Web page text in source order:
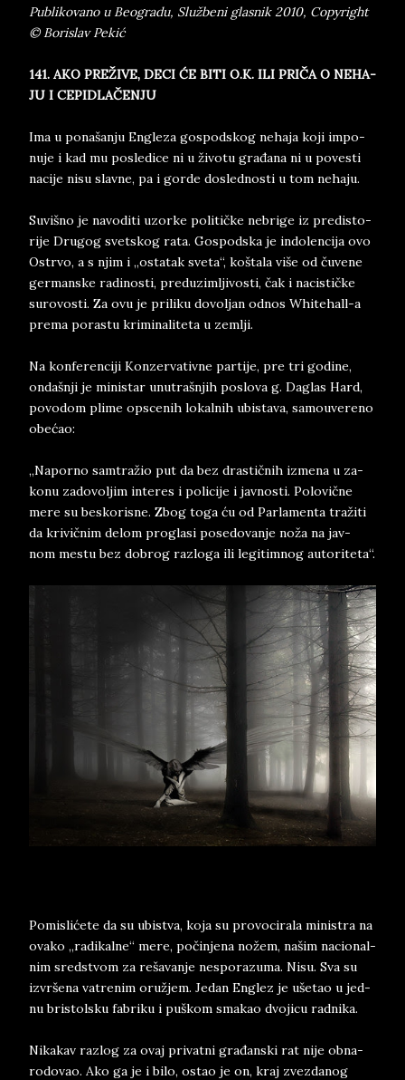
Publikovano u Beogradu, Službeni glasnik 2010, Copyright
© Borislav Pekić
141. AKO PREŽIVE, DECI ĆE BITI O.K. ILI PRIČA O NE­HA­
JU I CE­PI­DLAČENJU
Ima u po­na­šan­ju En­gle­za go­spod­skog ne­ha­ja koji im­po­
nu­je i kad mu po­sle­di­ce ni u živo­tu građana ni u po­ve­sti
na­ci­je nisu slav­ne, pa i gor­de do­sled­no­sti u tom ne­ha­ju.
Su­vi­šno je na­vo­di­ti uzor­ke po­li­tičke ne­bri­ge iz pred­i­sto­
ri­je Dru­gog svet­skog rata. Go­spod­ska je in­do­len­ci­ja ovo
Ostr­vo, a s njim i „osta­tak sve­ta“, koštala više od čuve­ne
ger­man­ske ra­di­no­sti, pred­u­zim­lji­vo­sti, čak i naci­stičke
su­ro­vo­sti. Za ovu je pri­li­ku do­vol­jan od­nos Whi­tehal­l-a
pre­ma po­ra­stu kri­mi­na­li­te­ta u zem­lji.
Na kon­fe­ren­ci­ji Kon­zer­va­tiv­ne par­ti­je, pre tri go­di­ne,
on­da­šnji je mi­ni­star unu­tra­šnjih po­slo­va g. Da­glas Hard,
po­vo­dom pli­me op­sce­nih lo­ka­l­ni­h u­bi­sta­va, sa­mo­u­ve­re­no
­o­bećao:
„Na­por­no­ sam­tražio ­put­ da­ bez dra­stičnih iz­me­na u za­
ko­nu za­do­vol­jim in­te­res i po­li­ci­je i jav­no­sti. Po­lo­vične
mere su bes­ko­ri­sne. Zbog toga ću od Par­la­men­ta tražiti
da kri­vičnim­ de­lom pro­gla­si ­po­se­do­van­je­ noža na ­jav­
nom ­me­stu ­be­z do­brog raz­lo­ga ili le­gi­tim­nog au­to­ri­te­ta“.
Po­mi­slićete da su ubi­stva, koja su pro­vo­ci­ra­la mi­ni­stra na
ova­ko „ra­di­kal­ne“ mere, počin­je­na nožem, našim na­ci­o­nal­
nim sred­stvom za rešavan­je ne­spo­ra­zu­ma. Nisu. Sva su
izvršena va­tre­nim oružjem. Je­dan En­glez je ušetao u jed­
nu bri­stol­sku fa­bri­ku i pu­škom sma­kao dvo­ji­cu rad­ni­ka.
Ni­ka­kav raz­log­ za ovaj pri­vat­ni građan­ski rat nije ob­na­
ro­do­vao. Ako ga je i bilo, ostao je on, kraj zve­zda­n­og